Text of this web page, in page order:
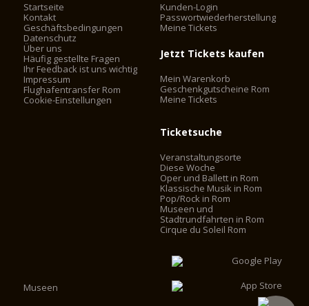
Startseite
Kontakt
Geschäftsbedingungen
Datenschutz
Über uns
Häufig gestellte Fragen
Ihr Feedback ist uns wichtig
Impressum
Flughafentransfer Rom
Cookie-Einstellungen
Kunden-Login
Passwortwiederherstellung
Meine Tickets
Jetzt Tickets kaufen
Mein Warenkorb
Geschenkgutscheine Rom
Meine Tickets
Ticketsuche
Veranstaltungsorte
Diese Woche
Oper und Ballett in Rom
Klassische Musik in Rom
Pop/Rock in Rom
Museen und
Stadtrundfahrten in Rom
Cirque du Soleil Rom
Museen